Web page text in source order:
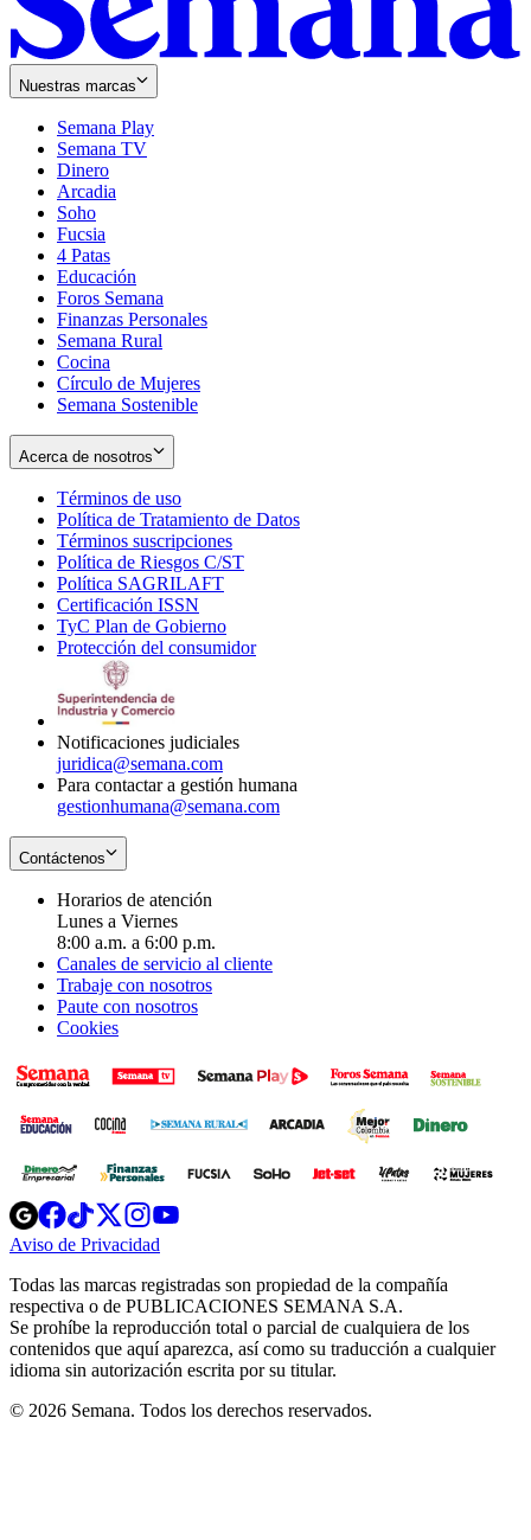
Nuestras marcas
Semana Play
Semana TV
Dinero
Arcadia
Soho
in
new
window
Fucsia
in
new
window
4 Patas
Educación
Foros Semana
Finanzas Personales
Semana Rural
Cocina
Círculo de Mujeres
Semana Sostenible
Acerca de nosotros
Términos de uso
in
new
window
Política de Tratamiento de Datos
Términos suscripciones
in
Política de Riesgos C/ST
Política SAGRILAFT
new
window
Certificación ISSN
in
new
TyC Plan de Gobierno
in
Protección del consumidorOpens
Notificaciones judiciales
juridica@semana.com
Para contactar a gestión humana
gestionhumana@semana.com
Contáctenos
Horarios de atención
Lunes a Viernes
8:00 a.m. a 6:00 p.m.
Canales de servicio al cliente
Trabaje con nosotros
Paute con nosotros
Cookies
Opens
in
new
Opens
in
new
Opens
in
new
window
Opens
new
windowwindow
Aviso de Privacidad
new
window
Todas las marcas registradas son propiedad de la compañía
respectiva o de PUBLICACIONES SEMANA S.A.
Se prohíbe la reproducción total o parcial de cualquiera de los
contenidos que aquí aparezca, así como su traducción a cualquier
idioma sin autorización escrita por su titular.
© 2026 Semana. Todos los derechos reservados.